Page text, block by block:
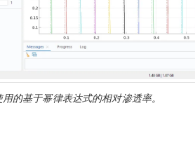
的基于幂律表达式的相对渗透率。